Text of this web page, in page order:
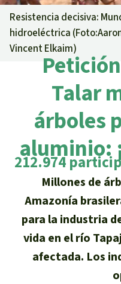
Info
Temas
Salva la
40
En los
FAQ
Español
Deutsch
English
Français
Italiano
Urgen
Preguntas
Donar
selva
Donar
África
Resistencia decisiva:
hidroeléctrica
Vincent Elkaim)
Talar
árboles
aluminio:
212.974
Millones de
Amazonía
para la industria
vida en el río
afectada. Los